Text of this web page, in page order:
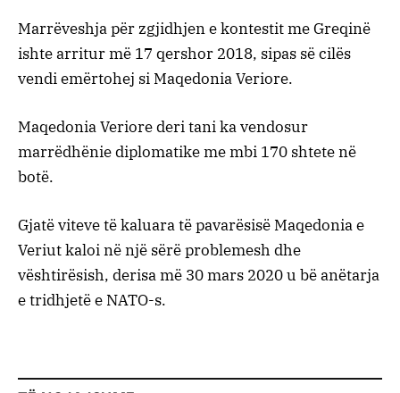
Marrëveshja për zgjidhjen e kontestit me Greqinë
ishte arritur më 17 qershor 2018, sipas së cilës
vendi emërtohej si Maqedonia Veriore.
Maqedonia Veriore deri tani ka vendosur
marrëdhënie diplomatike me mbi 170 shtete në
botë.
Gjatë viteve të kaluara të pavarësisë Maqedonia e
Veriut kaloi në një sërë problemesh dhe
vështirësish, derisa më 30 mars 2020 u bë anëtarja
e tridhjetë e NATO-s.